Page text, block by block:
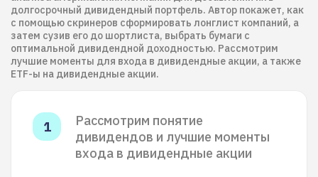
долгосрочный дивидендный портфель. Автор покажет, как
с помощью скринеров сформировать лонглист компаний, а
затем сузив его до шортлиста, выбрать бумаги с
оптимальной дивидендной доходностью. Рассмотрим
лучшие моменты для входа в дивидендные акции, а также
ETF-ы на дивидендные акции.
Рассмотрим понятие
дивидендов и лучшие моменты
входа в дивидендные акции